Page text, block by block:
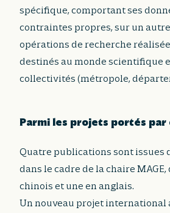
spécifique, comportant ses
contraintes propres, sur un
opérations de recherche
destinés au monde scientifique
collectivités (métropole,
Parmi les projets portés par
Quatre publications sont issues
dans le cadre de la chaire
chinois et une en anglais.
Un nouveau projet international